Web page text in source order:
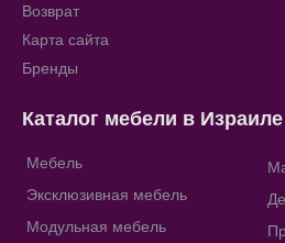
Возврат
Карта сайта
Бренды
Каталог мебели в Израиле
Мебель
Эксклюзивная мебель
Модульная мебель